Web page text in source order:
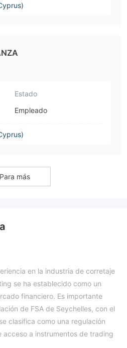
Estado
Empleado
Para más
en la industria de corretaje
se ha establecido como un
financiero. Es importante
de FSA de Seychelles, con el
clasifica como una regulación
a instrumentos de trading